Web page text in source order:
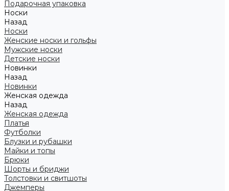
Подарочная упаковка
Носки
Назад
Носки
Женские носки и гольфы
Мужские носки
Детские носки
Новинки
Назад
Новинки
Женская одежда
Назад
Женская одежда
Платья
Футболки
Блузки и рубашки
Майки и топы
Брюки
Шорты и бриджи
Толстовки и свитшоты
Джемперы